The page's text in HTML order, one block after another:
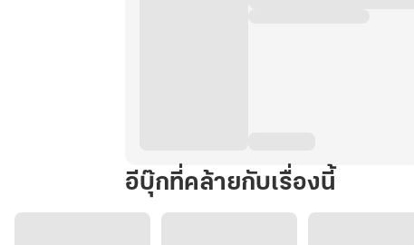
อีบุ๊กที่คล้ายกับเรื่องนี้